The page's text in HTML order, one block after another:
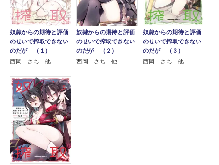
奴隷からの期待と評価
のせいで搾取できない
のだが （１）
西岡 さち 他
奴隷からの期待と評価
のせいで搾取できない
のだが （２）
西岡 さち 他
奴隷からの期待と評価
のせいで搾取できない
のだが （３）
西岡 さち 他